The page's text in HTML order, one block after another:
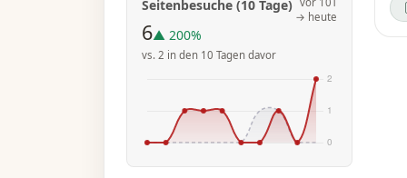
Seitenbesuche (10 Tage)
6▲ 200%
vs. 2 in den 10 Tagen davor
→ heute